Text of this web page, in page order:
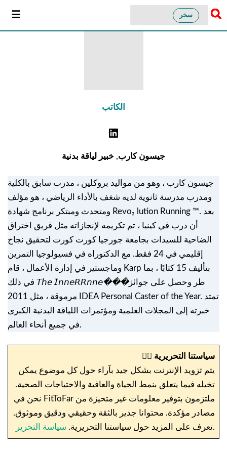
سخر
الكاتب
جيسون كارب, خبير لياقة بدنية
جيسون كارب ، وهو من مواليد بروكلين ، مدرب سابق بالكلية
ومدرب مدرسة ثانوية لديه شغف بالأداء الرياضي ، هو مؤلف
ومتحدث ومبتكر برنامج شهادة Revo₂ lution Running ™. بعد
أن درب في كينيا ، تم تكريمه لإنجازاته مثل فريق اختراق
الضاحية للسيدات بجامعة جورجيا كورت كورت لتحقيق نجاح
إقليمي في 24 فقط. مع الدكتوراه في فسيولوجيا التمرين
وماجستير في إدارة الأعمال ، قام Karp بتأليف 15 كتابًا ، بما
في ذلك 𝘛𝘩𝘦 𝘐𝘯𝘯𝘦𝘙𝘙𝘯𝘯𝘦���طر وحصل على جوائز
مرموقة ، مثل 2011 IDEA Personal Caster of the Year. تمتد
خبرته إلى المجلات العلمية ومؤتمرات اللياقة البدنية الكبرى
في جميع أنحاء العالم.
✍🏼 سياستنا التحريرية
يتم تزويد الإنترنت بشكل جيد بآراء حول كل موضوع يمكن
تخيله فيما يتعلق بنمط الحياة والعافية والاحتياجات الصحية.
نحن في FitToFar ملتزمون بتوفير معلومات غير متحيزة من
مصادر مؤكدة. محتوانا جدير بالثقة وحقيقي ودقيق وموثوق.
تعرف على المزيد حول سياستنا التحريرية. سياسة التحرير .